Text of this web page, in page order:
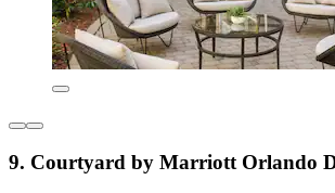
9. Courtyard by Marriott Orlando